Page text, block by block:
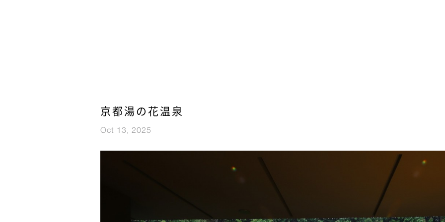
京都湯の花温泉
Oct 13, 2025